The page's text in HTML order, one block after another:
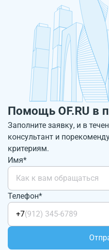
Помощь OF.RU в
Заполните заявку, и в
консультант и
критериям.
Имя*
Телефон*
+7